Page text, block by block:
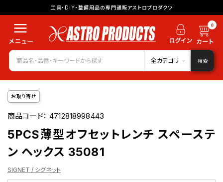
工具・DIY・整備用品の専門通販アストロプロダクツ
0
全カテゴリ 検索
お取り寄せ
商品コード：4712818998443
5PCS薄型オフセットレンチ スペーステ
ン ヘックス 35081
SIGNET / シグネット